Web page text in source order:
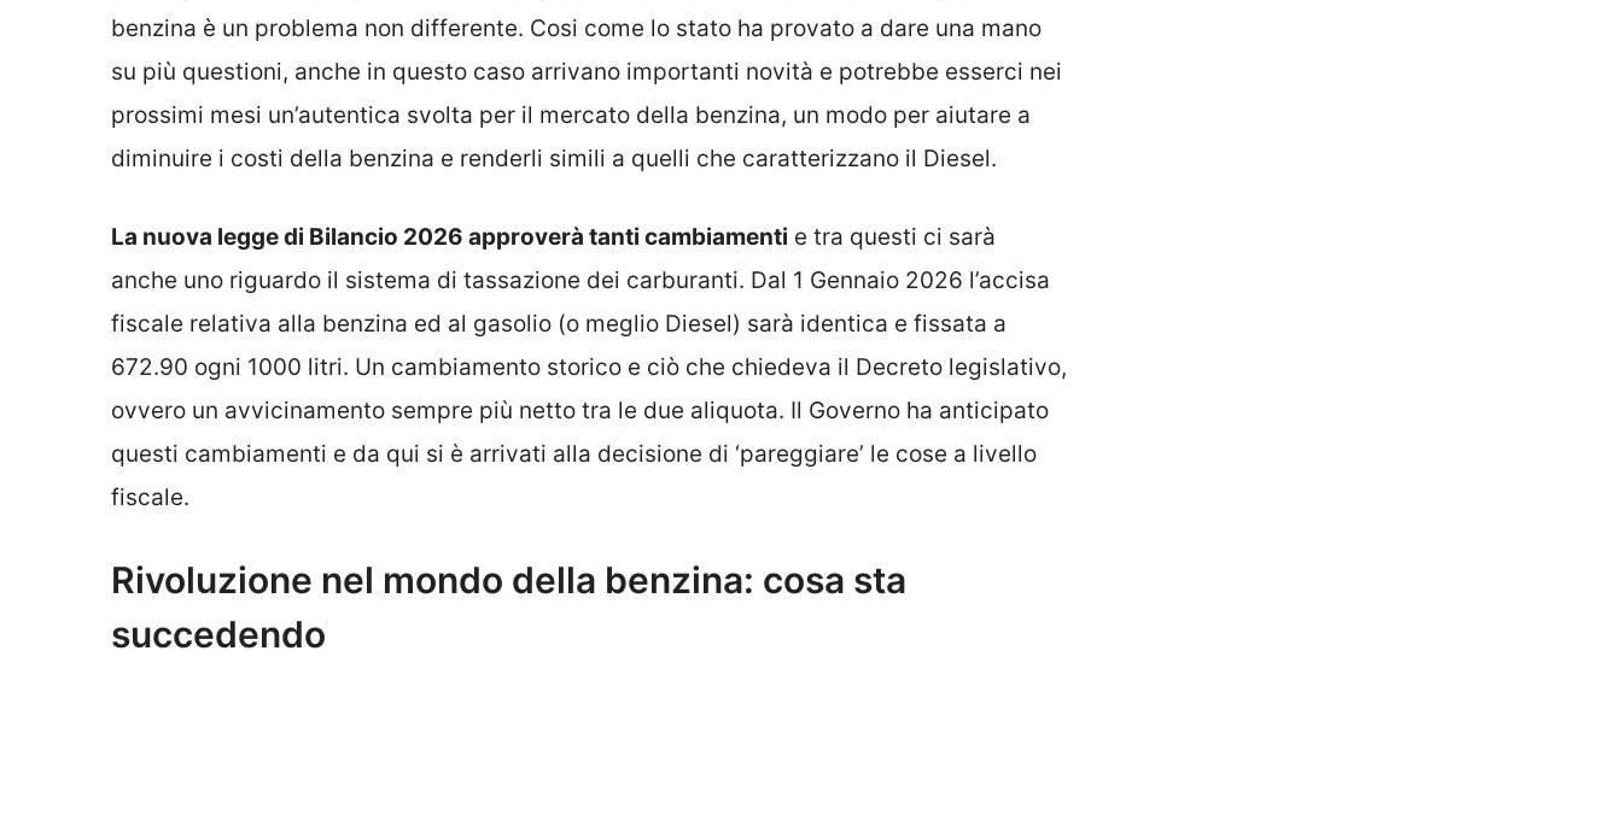
benzina è un problema non differente. Cosi come lo stato ha provato a dare una mano
su più questioni, anche in questo caso arrivano importanti novità e potrebbe esserci nei
prossimi mesi un’autentica svolta per il mercato della benzina, un modo per aiutare a
diminuire i costi della benzina e renderli simili a quelli che caratterizzano il Diesel.
La nuova legge di Bilancio 2026 approverà tanti cambiamenti e tra questi ci sarà
anche uno riguardo il sistema di tassazione dei carburanti. Dal 1 Gennaio 2026 l’accisa
fiscale relativa alla benzina ed al gasolio (o meglio Diesel) sarà identica e fissata a
672.90 ogni 1000 litri. Un cambiamento storico e ciò che chiedeva il Decreto legislativo,
ovvero un avvicinamento sempre più netto tra le due aliquota. Il Governo ha anticipato
questi cambiamenti e da qui si è arrivati alla decisione di ‘pareggiare’ le cose a livello
fiscale.
Rivoluzione nel mondo della benzina: cosa sta
succedendo